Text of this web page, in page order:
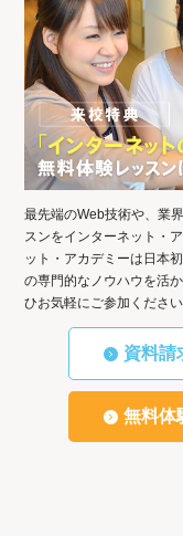
最先端のWeb技術や、業
スンをインターネット・
ット・アカデミーは日本
の専門的なノウハウを活
ひお気軽にご参加ください
資料請
無料体